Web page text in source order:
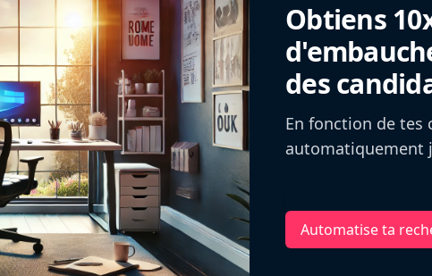
Obtiens
des
En fonction de tes
automatiquement
Automatise ta